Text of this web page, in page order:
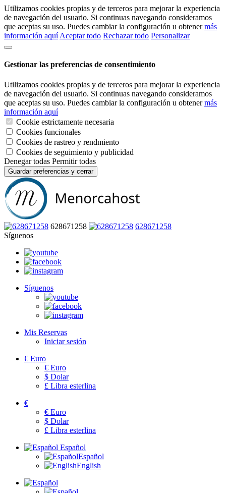
Utilizamos cookies propias y de terceros para mejorar la experiencia
de navegación del usuario. Si continuas navegando consideramos
que aceptas su uso. Puedes cambiar la configuración u obtenermás
información aquí Aceptar todo Rechazar todo Personalizar
Gestionar las preferencias de consentimiento
Utilizamos cookies propias y de terceros para mejorar la experiencia
de navegación del usuario. Si continuas navegando consideramos
que aceptas su uso. Puedes cambiar la configuración u obtenermás
información aquí
Cookie estrictamente necesaria
Cookies funcionales
Cookies de rastreo y rendmiento
Cookies de seguimiento y publicidad
Denegar todas Permitir todas
Guardar preferencias y cerrar
628671258
628671258
Síguenos
Síguenos
Mis Reservas
Iniciar sesión
€ Euro
€ Euro
$ Dolar
£ Libra esterlina
€
€ Euro
$ Dolar
£ Libra esterlina
Español
Español
English